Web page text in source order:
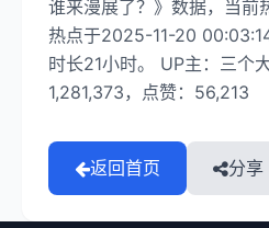
谁来漫展了？》数据，当前
热点于2025-11-20
时长21小时。 UP主：三个
1,281,373，点赞：56,213
返回首页 分享